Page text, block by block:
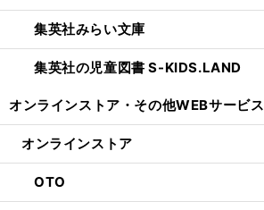
集英社みらい文庫
集英社の児童図書 S-KIDS.LAND
オンラインストア・ その他WEBサービス
オンラインストア
OTO